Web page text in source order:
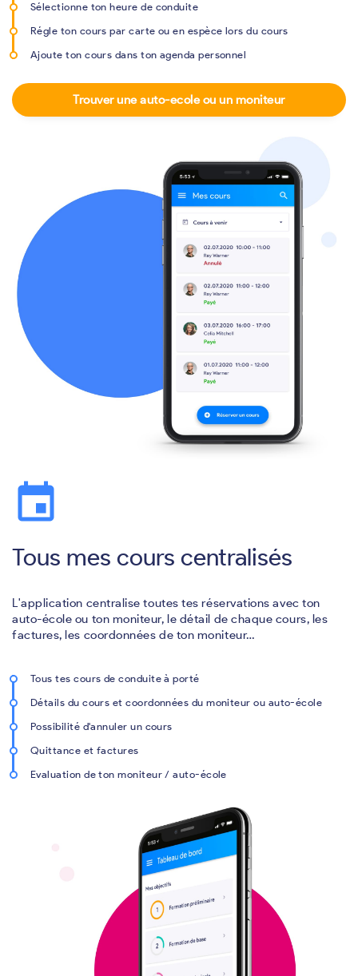
Sélectionne ton heure de conduite
Régle ton cours par carte ou en espèce lors du cours
Ajoute ton cours dans ton agenda personnel
Trouver une auto-ecole ou un moniteur
event
Tous mes cours centralisés
L'application centralise toutes tes réservations avec ton
auto-école ou ton moniteur, le détail de chaque cours, les
factures, les coordonnées de ton moniteur…
Tous tes cours de conduite à porté
Détails du cours et coordonnées du moniteur ou auto-école
Possibilité d'annuler un cours
Quittance et factures
Evaluation de ton moniteur / auto-école